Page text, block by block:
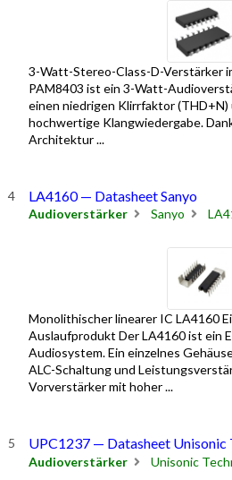
3-Watt-Stereo-Class-D-Verstärker
PAM8403 ist ein 3-Watt-
einen niedrigen Klirrfaktor
hochwertige Klangwiedergabe.
Architektur ...
LA4160 — Datasheet Sanyo
Audioverstärker Sanyo
Monolithischer linearer IC LA4160
Auslaufprodukt Der LA4160 ist ein
Audiosystem. Ein einzelnes
ALC-Schaltung und
Vorverstärker mit hoher ...
UPC1237 — Datasheet Unisonic
Audioverstärker Unisonic